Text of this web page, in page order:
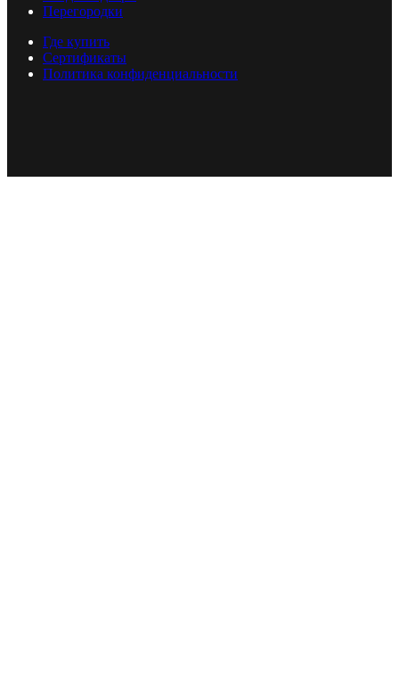
Перегородки
Где купить
Сертификаты
Политика конфиденциальности